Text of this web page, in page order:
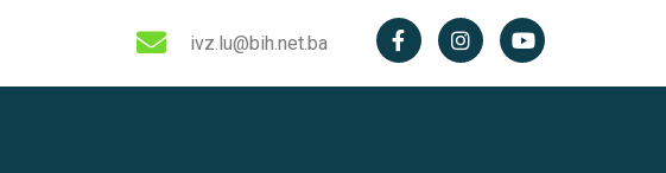
ivz.lu@bih.net.ba